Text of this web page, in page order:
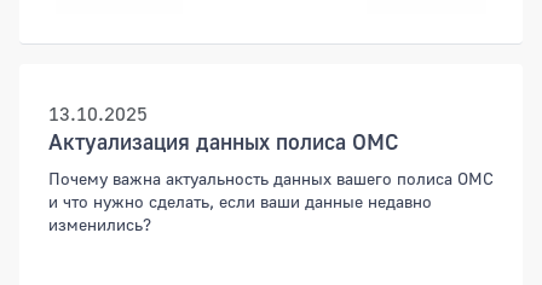
13.10.2025
Актуализация данных полиса ОМС
Почему важна актуальность данных вашего полиса ОМС
и что нужно сделать, если ваши данные недавно
изменились?